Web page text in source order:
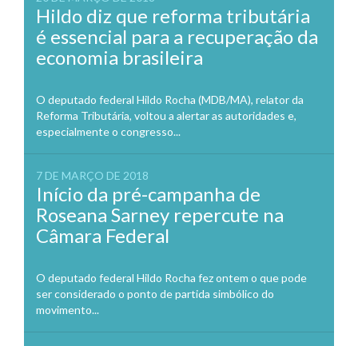
Hildo diz que reforma tributária
é essencial para a recuperação da
economia brasileira
O deputado federal Hildo Rocha (MDB/MA), relator da
Reforma Tributária, voltou a alertar as autoridades e,
especialmente o congresso...
7 DE MARÇO DE 2018
Início da pré-campanha de
Roseana Sarney repercute na
Câmara Federal
O deputado federal Hildo Rocha fez ontem o que pode
ser considerado o ponto de partida simbólico do
movimento...